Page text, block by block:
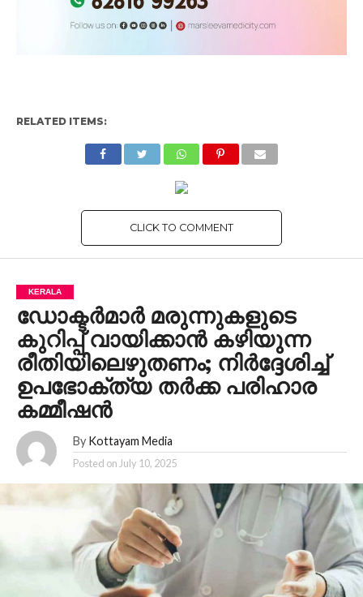
RELATED ITEMS:
CLICK TO COMMENT
KERALA
ഡോക്ടർമാർ മരുന്നുകളുടെ
കുറിപ്പ് വായിക്കാന്‍ കഴിയുന്ന
രീതിയിലെഴുതണം; നിർദ്ദേശിച്ച്
ഉപഭോക്ത്യ തര്‍ക്ക പരിഹാര
കമ്മീഷന്‍
By Kottayam Media
Posted on July 10, 2025